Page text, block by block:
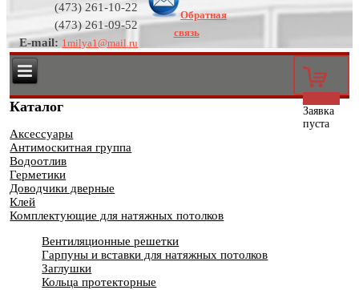
(473) 261-10-22
(473) 261-09-52
E-mail: 1milya1@mail.ru
Обратная
связь
0
Заявка
пуста
Каталог
Аксессуары
Антимоскитная группа
Водоотлив
Герметики
Доводчики дверные
Клей
Комплектующие для натяжных потолков
Вентиляционные решетки
Гарпуны и вставки для натяжных потолков
Заглушки
Кольца протекторные